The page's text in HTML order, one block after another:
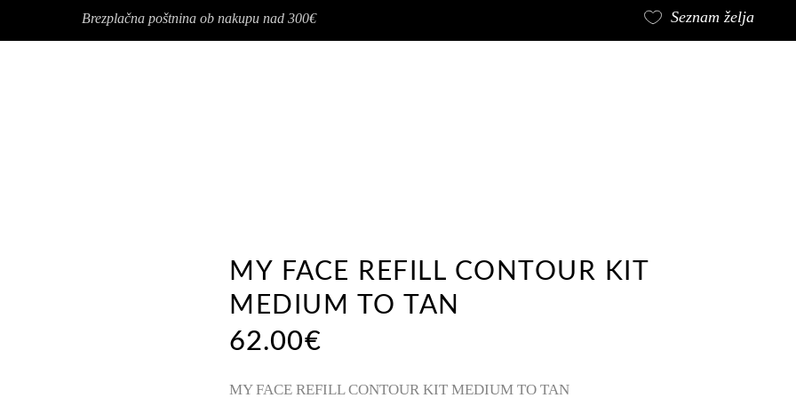
Brezplačna poštnina ob nakupu nad 300€ Seznam želja
MY FACE REFILL CONTOUR KIT
MEDIUM TO TAN
62.00€
MY FACE REFILL CONTOUR KIT MEDIUM TO TAN